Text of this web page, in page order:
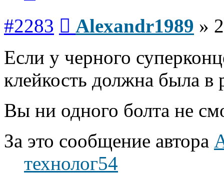
#2283 Alexandr1989 »
Если у черного
клейкость должна была в
Вы ни одного болта не
За это сообщение автора
технолог54